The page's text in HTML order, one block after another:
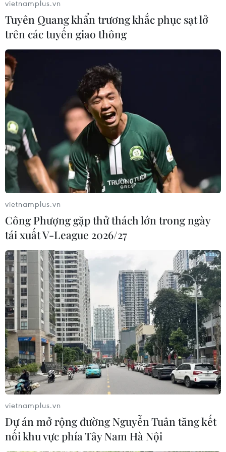
vietnamplus.vn
Tuyên Quang khẩn trương khắc phục sạt lở
trên các tuyến giao thông
vietnamplus.vn
Công Phượng gặp thử thách lớn trong ngày
tái xuất V-League 2026/27
vietnamplus.vn
Dự án mở rộng đường Nguyễn Tuân tăng kết
nối khu vực phía Tây Nam Hà Nội